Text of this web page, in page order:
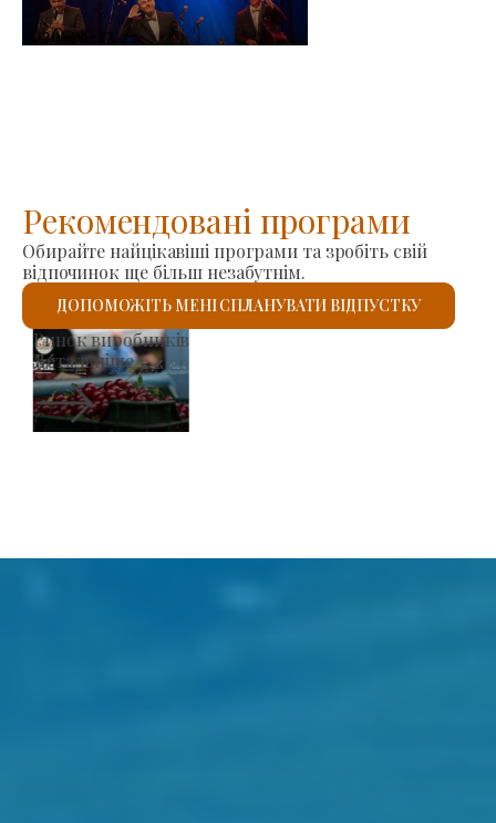
-
2026-08-23
Рекомендовані програми
Обирайте найцікавіші програми та зробіть свій
відпочинок ще більш незабутнім.
ДОПОМОЖІТЬ МЕНІ СПЛАНУВАТИ ВІДПУСТКУ
Римо-католицький костел Святого Ласло
Детальніше